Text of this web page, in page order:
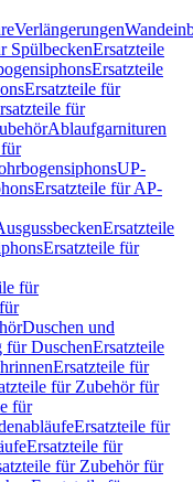
Verlängerungen
SpülbeckenErsatzteile
Ersatzteile
Ersatzteile für
für
Ablaufgarnituren
UP-
Ersatzteile für AP-
Ersatzteile
Ersatzteile für
für
Duschen und
für DuschenErsatzteile
Ersatzteile für
für Zubehör für
für
Ersatzteile für
Ersatzteile für
für Zubehör für